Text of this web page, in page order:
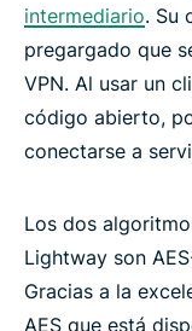
intermediario. Su
pregargado que
VPN. Al usar un
código abierto,
conectarse a
Los dos
Lightway son
Gracias a la
AES que está